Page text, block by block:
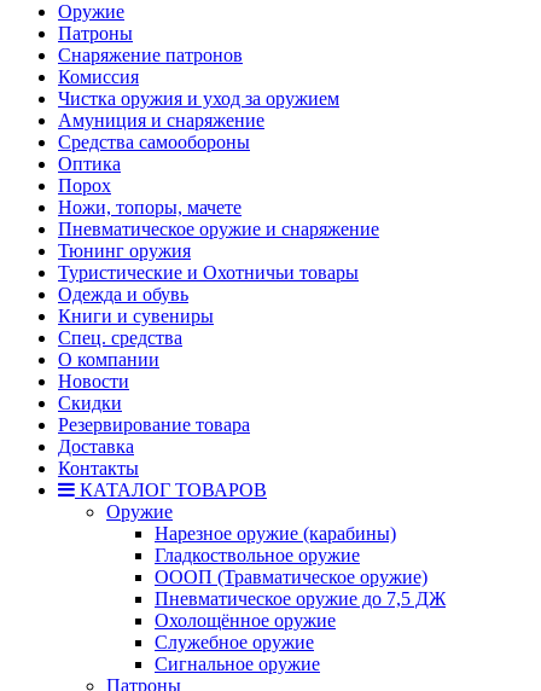
Оружие
Патроны
Снаряжение патронов
Комиссия
Чистка оружия и уход за оружием
Амуниция и снаряжение
Средства самообороны
Оптика
Порох
Ножи, топоры, мачете
Пневматическое оружие и снаряжение
Тюнинг оружия
Туристические и Охотничьи товары
Одежда и обувь
Книги и сувениры
Спец. средства
О компании
Новости
Скидки
Резервирование товара
Доставка
Контакты
КАТАЛОГ ТОВАРОВ
Оружие
Нарезное оружие (карабины)
Гладкоствольное оружие
ОООП (Травматическое оружие)
Пневматическое оружие до 7,5 ДЖ
Охолощённое оружие
Служебное оружие
Сигнальное оружие
Патроны